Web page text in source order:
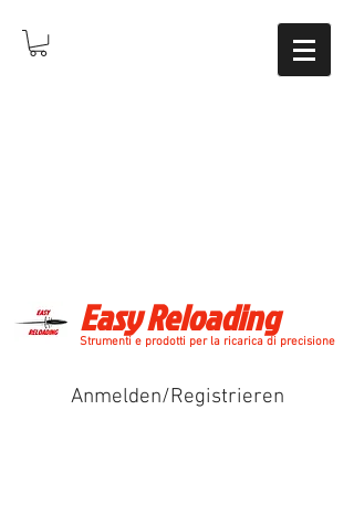
Easy Reloading
Strumenti e prodotti per la ricarica di precisione
Anmelden/Registrieren